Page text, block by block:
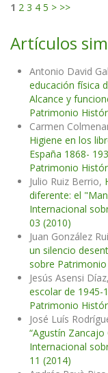
1 2 3 4 5 > >>
Artículos
Antonio David
educación física
Alcance y
Patrimonio
Carmen
Higiene en los
España 1868-
Patrimonio
Julio Ruiz Berrio,
diferente: el
Internacional
03 (2010)
Juan González
un silencio
sobre
Jesús Asensi Díaz,
escolar de 1945-
Patrimonio
José Luís
“Agustín Zancajo
Internacional
11 (2014)